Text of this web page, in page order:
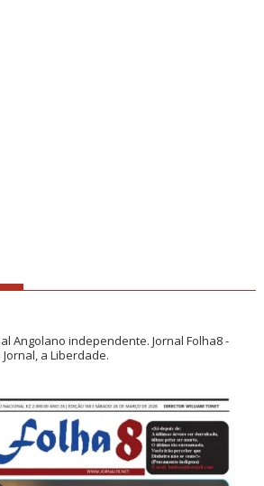
Angolano independente.Jornal Folha8 -
a Liberdade.